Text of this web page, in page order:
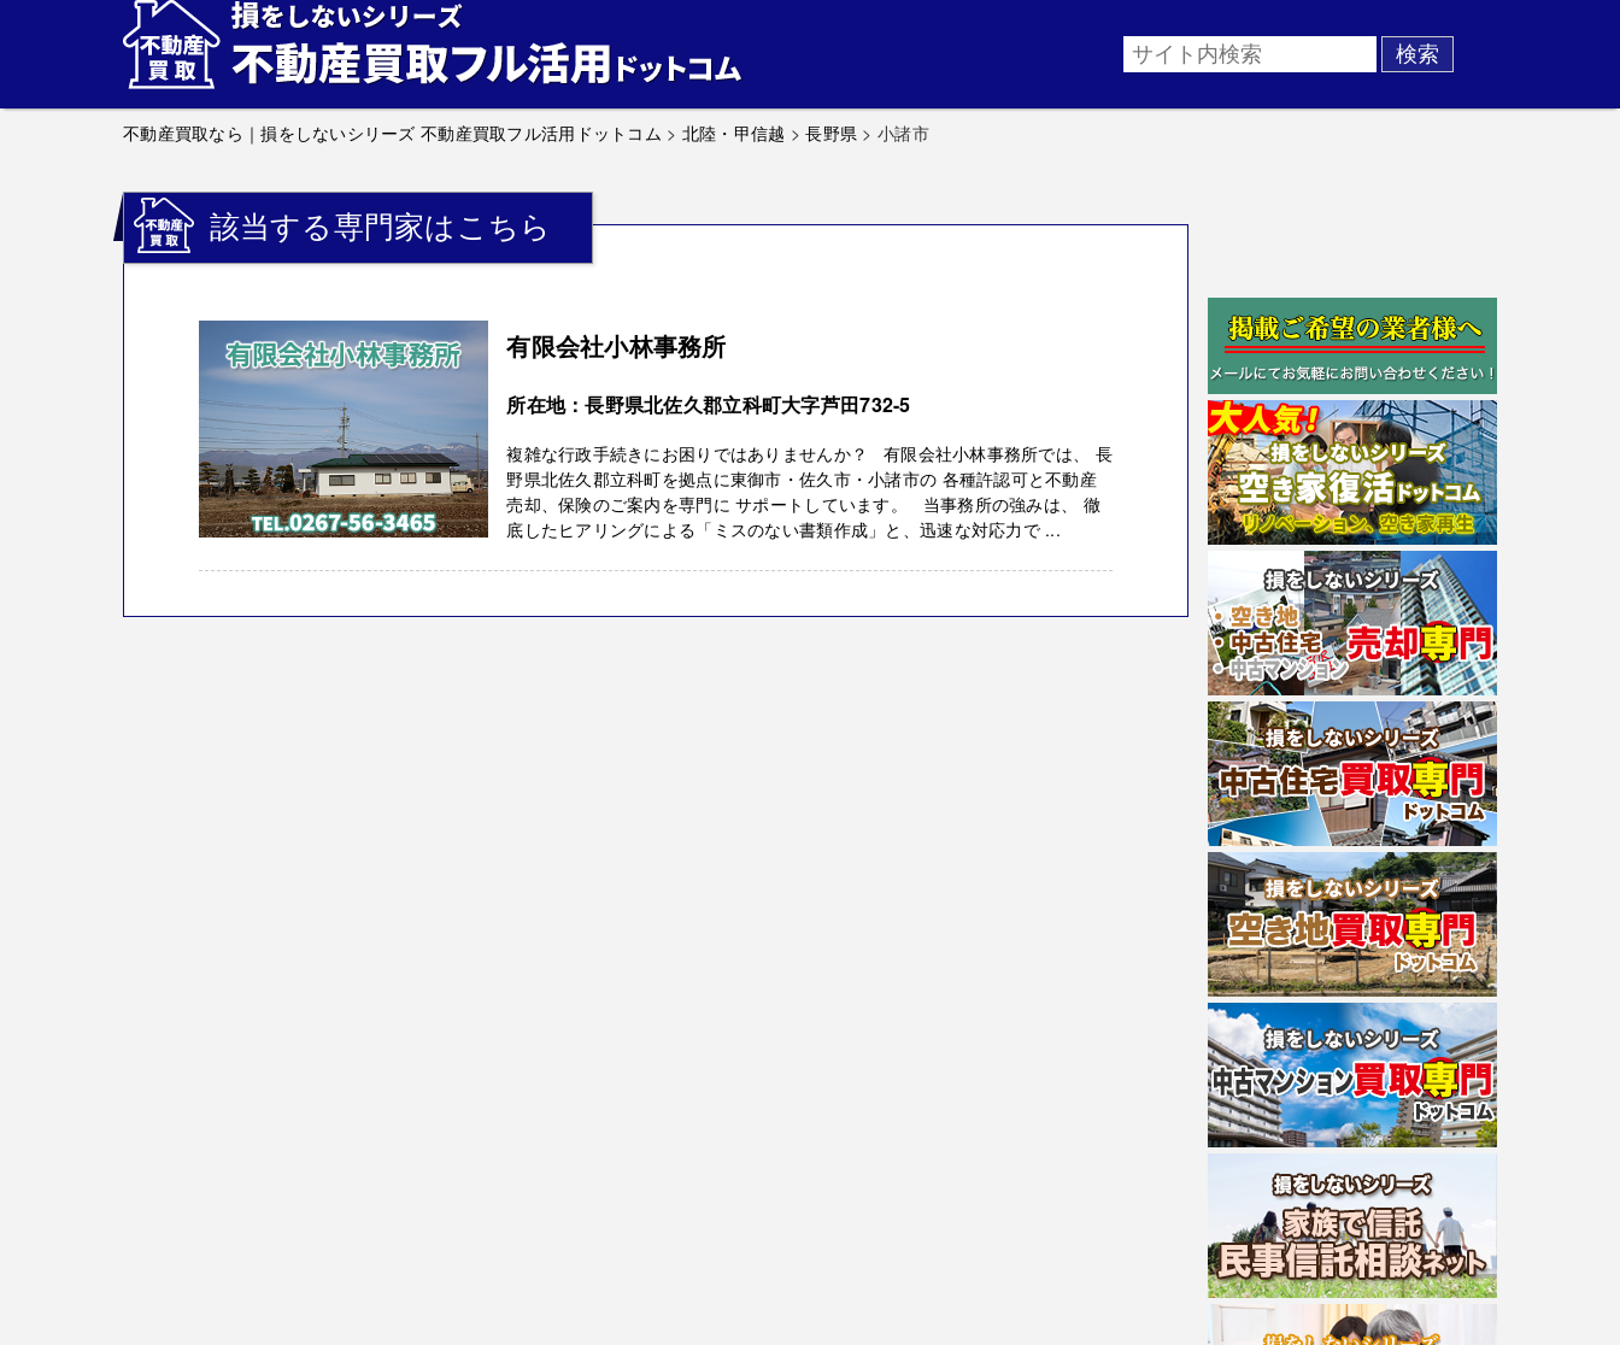
不動産買取なら｜損をしないシリーズ 不動産買取フル活用ドットコム > 北陸・甲信越 >長野県 >小諸市
該当する専門家はこちら
有限会社小林事務所
所在地：長野県北佐久郡立科町大字芦田732-5
複雑な行政手続きにお困りではありませんか？ 有限会社小林事務所では、 長
野県北佐久郡立科町を拠点に東御市・佐久市・小諸市の 各種許認可と不動産
売却、保険のご案内を専門に サポートしています。 当事務所の強みは、 徹
底したヒアリングによる「ミスのない書類作成」と、迅速な対応力で ...